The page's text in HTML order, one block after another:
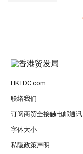
HKTDC.com
联络我们
订阅商贸全接触电邮通讯
字体大小
私隐政策声明